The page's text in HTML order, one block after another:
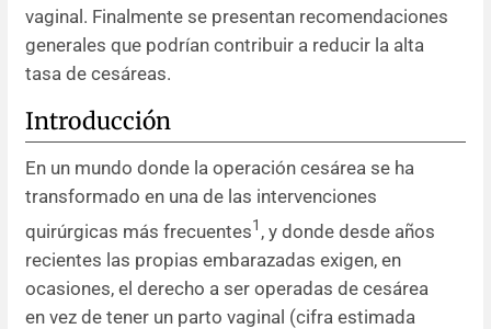
Noticias
vaginal. Finalmente se presentan recomendaciones
generales que podrían contribuir a reducir la alta
tasa de cesáreas.
Introducción
En un mundo donde la operación cesárea se ha
transformado en una de las intervenciones
quirúrgicas más frecuentes1 , y donde desde años
recientes las propias embarazadas exigen, en
ocasiones, el derecho a ser operadas de cesárea
en vez de tener un parto vaginal (cifra estimada